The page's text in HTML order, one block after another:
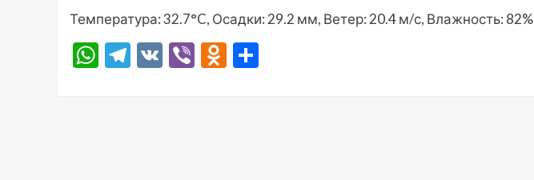
Температура: 32.7°C, Осадки: 29.2 мм, Ветер: 20.4 м/с, Влажность: 82%
WhatsApp
Telegram
VK ViberOdnoklassniki
Отправить